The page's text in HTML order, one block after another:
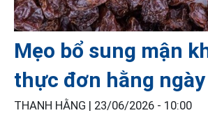
Mẹo bổ sung mận
thực đơn hằng ngày
THANH HẰNG | 23/06/2026 - 10:00